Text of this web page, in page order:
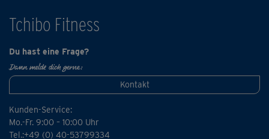
Tchibo Fitness
Du hast eine Frage?
Dann melde dich gerne:
Kontakt
Kunden-Service:
Mo.-Fr. 9:00 – 10:00 Uhr
Tel.:+49 (0) 40-53799334